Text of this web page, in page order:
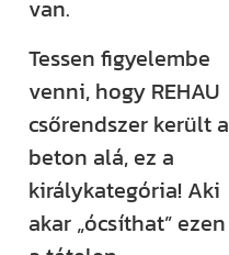
van.
Tessen figyelembe
venni, hogy REHAU
csőrendszer került a
beton alá, ez a
királykategória! Aki
akar „ócsíthat” ezen